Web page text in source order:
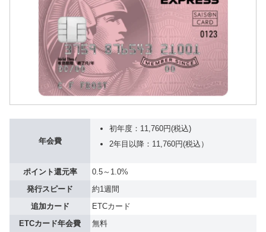
年会費
初年度：11,760円(税込)
2年目以降：11,760円(税込）
ポイント還元率
0.5～1.0%
発行スピード
約1週間
追加カード
ETCカード
ETCカード年会費
無料